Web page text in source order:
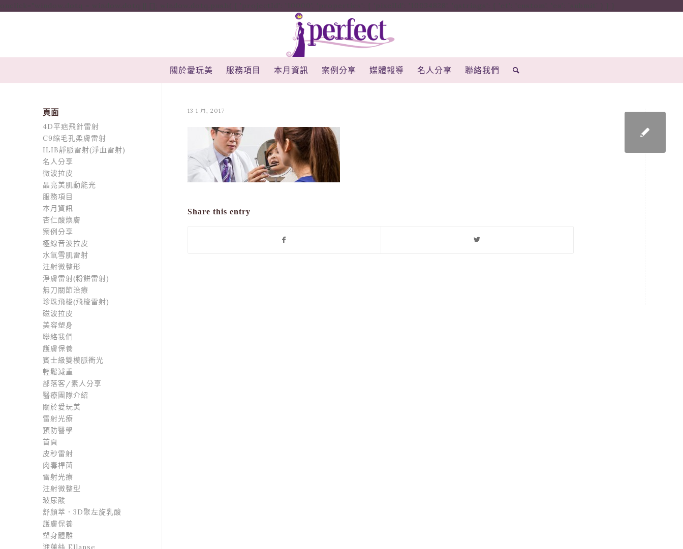
關於愛玩美 服務項目 本月資訊 案例分享 媒體報導 名人分享 聯絡我們
13 1 月, 2017
Share this entry
頁面
4D平疤飛針雷射
C9縮毛孔柔膚雷射
ILIB靜脈雷射(淨血雷射)
名人分享
微波拉皮
晶亮美肌動能光
服務項目
本月資訊
杏仁酸煥膚
案例分享
極線音波拉皮
水氧雪肌雷射
注射微整形
淨膚雷射(粉餅雷射)
無刀關節治療
珍珠飛梭(飛梭雷射)
磁波拉皮
美容塑身
聯絡我們
護膚保養
賓士級雙模脈衝光
輕鬆減重
部落客/素人分享
醫療團隊介紹
關於愛玩美
雷射光療
預防醫學
首頁
皮秒雷射
肉毒桿菌
雷射光療
注射微整型
玻尿酸
舒顏萃．3D聚左旋乳酸
護膚保養
塑身體雕
洢蓮絲 Ellanse